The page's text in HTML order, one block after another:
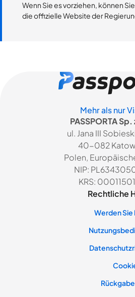
Wenn Sie es vorziehen, können
die offizielle Website der
Mehr als nur
PASSPORTA
ul. Jana III
40-082
Polen,
NIP:
KRS:
Rechtliche
Werden Sie